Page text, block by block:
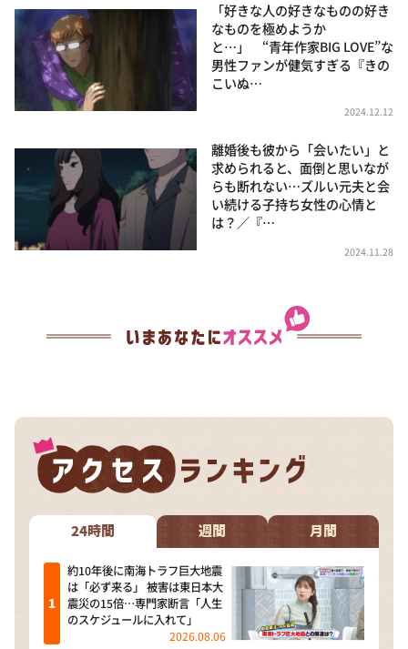
「好きな人の好きなものの好き
なものを極めようか
と…」 “青年作家BIG LOVE”な
男性ファンが健気すぎる『きの
こいぬ…
2024.12.12
離婚後も彼から「会いたい」と
求められると、面倒と思いなが
らも断れない…ズルい元夫と会
い続ける子持ち女性の心情と
は？／『…
2024.11.28
24時間 週間 月間
約10年後に南海トラフ巨大地震
は「必ず来る」 被害は東日本大
震災の15倍…専門家断言「人生
のスケジュールに入れて」
2026.08.06